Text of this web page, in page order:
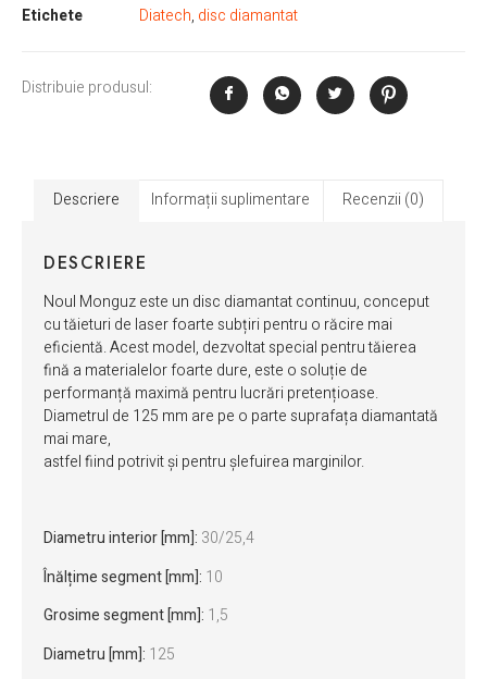
Etichete
Diatech, disc diamantat
Distribuie produsul:
Descriere Informații suplimentare Recenzii (0)
DESCRIERE
Noul Monguz este un disc diamantat continuu, conceput
cu tăieturi de laser foarte subțiri pentru o răcire mai
eficientă. Acest model, dezvoltat special pentru tăierea
fină a materialelor foarte dure, este o soluție de
performanță maximă pentru lucrări pretențioase.
Diametrul de 125 mm are pe o parte suprafața diamantată
mai mare,
astfel fiind potrivit și pentru șlefuirea marginilor.
Diametru interior [mm]: 30/25,4
Înălțime segment [mm]: 10
Grosime segment [mm]: 1,5
Diametru [mm]: 125